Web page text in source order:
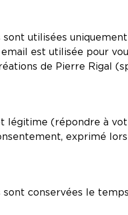
sont utilisées
est utilisée pour
de Pierre Rigal
légitime (répondre à
exprimé
sont conservées le